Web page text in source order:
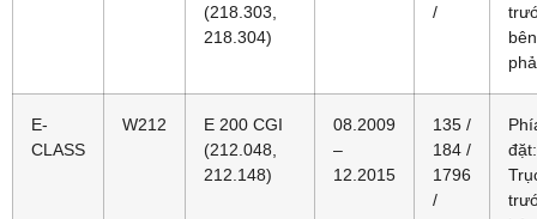
(218.303,
218.304)
/
bên
E-
CLASS
W212
E 200 CGI
(212.048,
212.148)
08.2009
–
12.2015
135 /
184 /
1796
/
đặt: